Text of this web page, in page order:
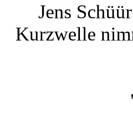
Jens
Kurzwelle